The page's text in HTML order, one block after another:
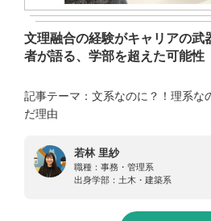
文理融合の経験がキャリアの武
者が語る、学部を超えた可能性
記事テーマ：文系なのに？！理系な
だ理由
若林 里紗
職種： 事務・管理系
出身学部： 土木・建築系